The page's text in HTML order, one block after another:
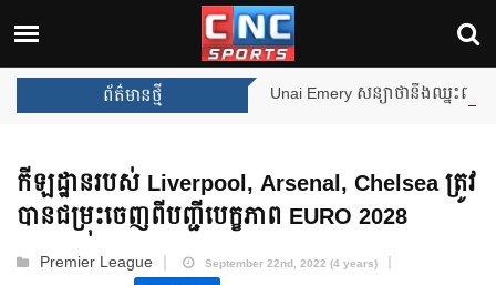
ព័ត៌មានថ្មី
Unai Emery សន្យាថានឹងឈ្នះពានរង្វាន់បន្ថែមទៀត បន្ទាប់ពី Aston Villa ឈ្
កីឡដ្ឋាន​របស់ Liverpool, Arsenal, Chelsea ត្រូវ
បាន​ជម្រុះចេញពី​បញ្ជី​បេក្ខភាព EURO 2028
Premier League
September 22nd, 2022 (4 years)